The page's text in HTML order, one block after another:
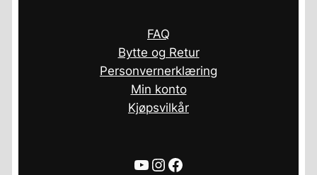
FAQ
Bytte og Retur
Personvernerklæring
Min konto
Kjøpsvilkår
YouTube
Instagram
Facebook